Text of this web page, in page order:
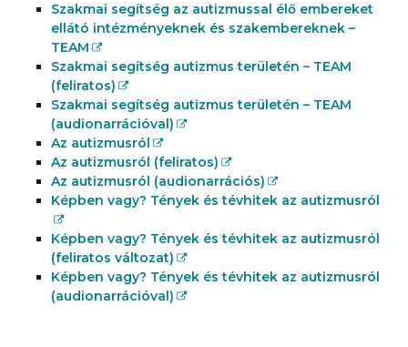
Szakmai segítség az autizmussal élő embereket
ellátó intézményeknek és szakembereknek –
TEAM
Szakmai segítség autizmus területén – TEAM
(feliratos)
Szakmai segítség autizmus területén – TEAM
(audionarrációval)
Az autizmusról
Az autizmusról (feliratos)
Az autizmusról (audionarrációs)
Képben vagy? Tények és tévhitek az autizmusról
Képben vagy? Tények és tévhitek az autizmusról
(feliratos változat)
Képben vagy? Tények és tévhitek az autizmusról
(audionarrációval)